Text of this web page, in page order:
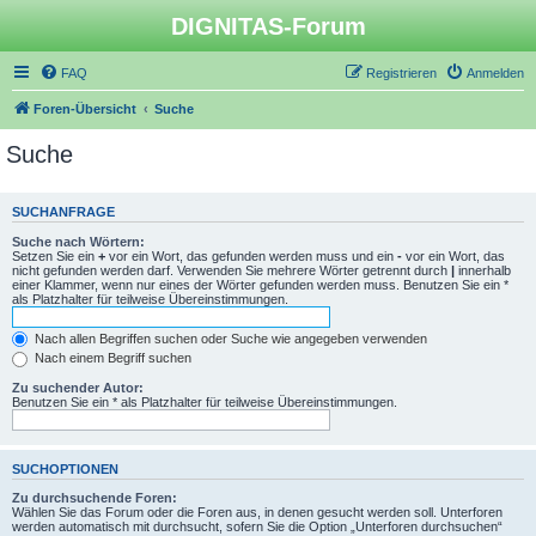
DIGNITAS-Forum
FAQ Anmelden
Registrieren
Foren-Übersicht Suche
Suche
SUCHANFRAGE
Suche nach Wörtern:
Setzen Sie ein + vor ein Wort, das gefunden werden muss und ein - vor ein Wort, das
nicht gefunden werden darf. Verwenden Sie mehrere Wörter getrennt durch | innerhalb
einer Klammer, wenn nur eines der Wörter gefunden werden muss. Benutzen Sie ein *
als Platzhalter für teilweise Übereinstimmungen.
Nach allen Begriffen suchen oder Suche wie angegeben verwenden
Nach einem Begriff suchen
Zu suchender Autor:
Benutzen Sie ein * als Platzhalter für teilweise Übereinstimmungen.
SUCHOPTIONEN
Zu durchsuchende Foren:
Wählen Sie das Forum oder die Foren aus, in denen gesucht werden soll. Unterforen
werden automatisch mit durchsucht, sofern Sie die Option „Unterforen durchsuchen“